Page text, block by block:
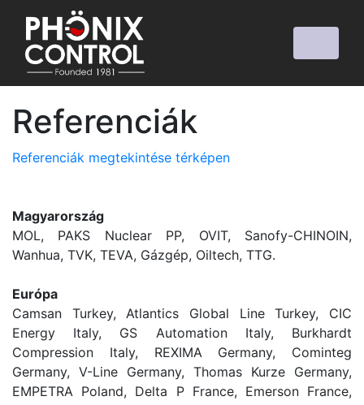
Referenciák
Referenciák megtekintése térképen
Magyarország
MOL, PAKS Nuclear PP, OVIT, Sanofy-CHINOIN,
Wanhua, TVK, TEVA, Gázgép, Oiltech, TTG.
Európa
Camsan Turkey, Atlantics Global Line Turkey, CIC
Energy Italy, GS Automation Italy, Burkhardt
Compression Italy, REXIMA Germany, Cominteg
Germany, V-Line Germany, Thomas Kurze Germany,
EMPETRA Poland, Delta P France, Emerson France,